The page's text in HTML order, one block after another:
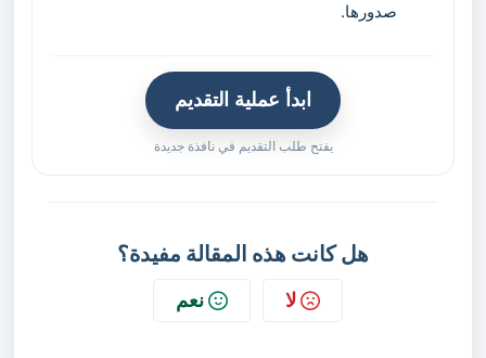
صدورها.
ابدأ عملية التقديم
يفتح طلب التقديم في نافذة جديدة
هل كانت هذه المقالة مفيدة؟
لا نعم